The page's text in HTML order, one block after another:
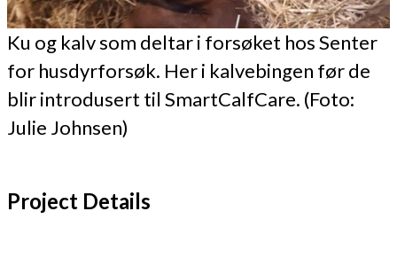
Ku og kalv som deltar i forsøket hos Senter
for husdyrforsøk. Her i kalvebingen før de
blir introdusert til SmartCalfCare. (Foto:
Julie Johnsen)
Project Details